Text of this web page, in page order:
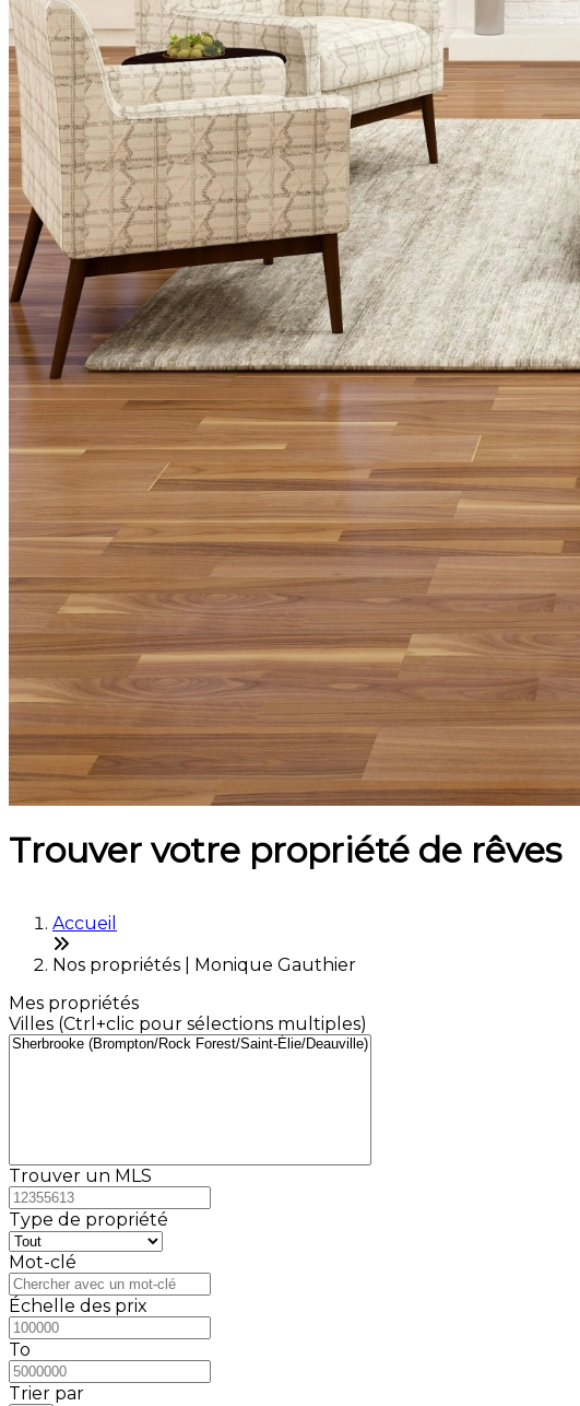
Trouver votre propriété de rêves
Accueil
Nos propriétés | Monique Gauthier
Mes propriétés
Villes (Ctrl+clic pour sélections multiples)
Trouver un MLS
Type de propriété
Mot-clé
Échelle des prix
To
Trier par